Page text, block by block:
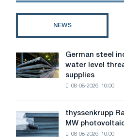
NEWS
German
steel
industry
level
threatens
German steel
water level
supplies
08-08-2026, 10:00
thyssenkrupp
Rasselstein
installs
thyssenkrupp
MW
08-08-2026, 10:00